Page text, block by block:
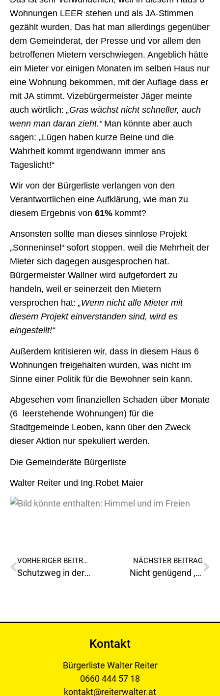
Wohnungen LEER stehen und als JA-Stimmen
gezählt wurden. Das hat man allerdings gegenüber
dem Gemeinderat, der Presse und vor allem den
betroffenen Mietern verschwiegen. Angeblich hätte
ein Mieter vor einigen Monaten im selben Haus nur
eine Wohnung bekommen, mit der Auflage dass er
mit JA stimmt. Vizebürgermeister Jäger meinte
auch wörtlich: „Gras wächst nicht schneller, auch
wenn man daran zieht.“ Man könnte aber auch
sagen: „Lügen haben kurze Beine und die
Wahrheit kommt irgendwann immer ans
Tageslicht!“
Wir von der Bürgerliste verlangen von den
Verantwortlichen eine Aufklärung, wie man zu
diesem Ergebnis von 61% kommt?
Ansonsten sollte man dieses sinnlose Projekt
„Sonneninsel“ sofort stoppen, weil die Mehrheit der
Mieter sich dagegen ausgesprochen hat.
Bürgermeister Wallner wird aufgefordert zu
handeln, weil er seinerzeit den Mietern
versprochen hat: „Wenn nicht alle Mieter mit
diesem Projekt einverstanden sind, wird es
eingestellt!“
Außerdem kritisieren wir, dass in diesem Haus 6
Wohnungen freigehalten wurden, was nicht im
Sinne einer Politik für die Bewohner sein kann.
Abgesehen vom finanziellen Schaden über Monate
(6 leerstehende Wohnungen) für die
Stadtgemeinde Leoben, kann über den Zweck
dieser Aktion nur spekuliert werden.
Die Gemeinderäte Bürgerliste
Walter Reiter und Ing.Robet Maier
VORHERIGER BEITRAG
Schutzweg in der Kärntnerstraße Kinozentrum(Höhe LIDL)
NÄCHSTER BEITRAG
Nicht genügend ,setzen müsste es heißen für die Verantwortlichen der Stadtgemeinde Leoben!
Kontakt
Bürgerliste Walter Reiter
0660 444 57 18
kontakt@reiterwalter.at